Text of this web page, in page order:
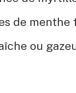
de menthe
ou